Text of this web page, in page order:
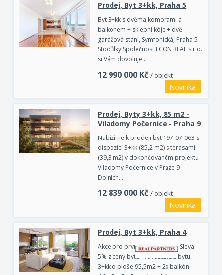
Prodej, Byt 3+kk, Praha 5
Byt 3+kk s dvěma komorami a
balkonem + sklepní kóje + dvě
garážová stání, Symfonická, Praha 5 -
Stodůlky Společnost ECON REAL s.r.o.
si Vám dovoluje…
12 990 000 Kč / objekt
Novinka
Prodej, Byty 3+kk, 85 m2 -
Viladomy Počernice - Praha 9
Nabízíme k prodeji byt 197-07-063 s
dispozicí 3+kk (85,2 m2) s terasami
(39,3 m2) v dokončovaném projektu
Viladomy Počernice v Praze 9 -
Dolních…
12 839 000 Kč / objekt
Novinka
Prodej, Byt 3+kk, Praha 4
Akce pro prvních 5 zájemců - Sleva
5% z ceny bytu. Novostavba bytu
3+kk o ploše 95,5m2 + 2x balkón